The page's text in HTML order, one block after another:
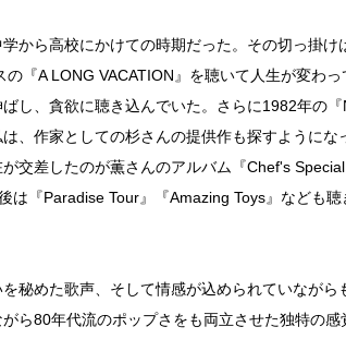
から高校にかけての時期だった。その切っ掛
『A LONG VACATION』を聴いて人生が変わ
し、貪欲に聴き込んでいた。さらに1982年の『
、作家としての杉さんの提供作も探すようにな
交差したのが薫さんのアルバム『Chef's
は『Paradise Tour』『Amazing Toys』なども
秘めた歌声、そして情感が込められていながら
ら80年代流のポップさをも両立させた独特の